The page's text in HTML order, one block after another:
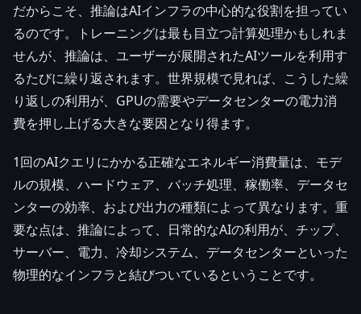
だからこそ、推論はAIインフラの中心的な役割を担ってい
るのです。トレーニングは最も目立つ計算処理かもしれま
せんが、推論は、ユーザーが展開されたAIツールを利用す
るたびに繰り返されます。世界規模で見れば、こうした繰
り返しの利用が、GPUの需要やデータセンターの電力消
費を押し上げる大きな要因となり得ます。
1回のAIクエリにかかる正確なエネルギー消費量は、モデ
ルの規模、ハードウェア、バッチ処理、稼働率、データセ
ンターの効率、および出力の種類によって異なります。重
要な点は、推論によって、日常的なAIの利用が、チップ、
サーバー、電力、冷却システム、データセンターといった
物理的なインフラと結びついているということです。